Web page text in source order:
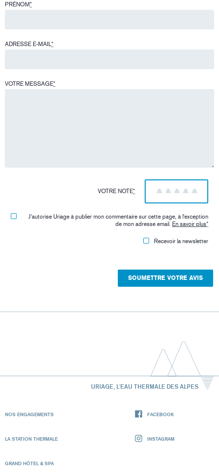
PRÉNOM*
ADRESSE E-MAIL*
VOTRE MESSAGE*
VOTRE NOTE* 5
4
3
2
1
J'autorise Uriage à publier mon commentaire sur cette page, à l'exception
de mon adresse email. En savoir plus*
Recevoir la newsletter
URIAGE, L'EAU THERMALE DES ALPES
NOS ENGAGEMENTS
LA STATION THERMALE
GRAND HÔTEL & SPA
FACEBOOK
INSTAGRAM